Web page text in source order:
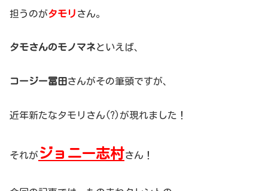
担うのがタモリ さん。
タモさんのモノマネといえば、
コージー冨田 さんがその筆頭ですが、
近年新たなタモリさん(?)が現れました！
それが ジョニー志村さん！